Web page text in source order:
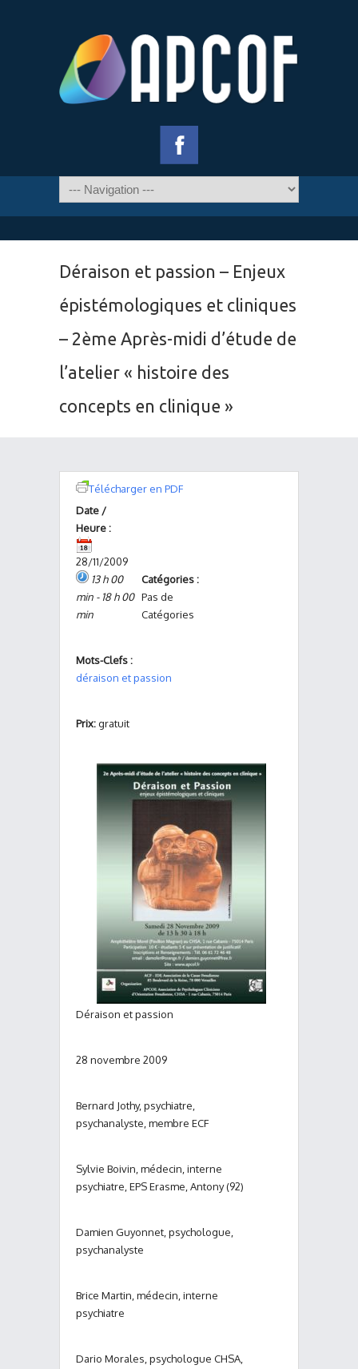
Déraison et passion – Enjeux
épistémologiques et cliniques
– 2ème Après-midi d’étude de
l’atelier « histoire des
concepts en clinique »
Télécharger en PDF
Date /
Heure :
28/11/2009
13 h 00
min - 18 h 00
min
Catégories :
Pas de
Catégories
Mots-Clefs :
déraison et passion
Prix:gratuit
Déraison et passion
28 novembre 2009
Bernard Jothy, psychiatre,
psychanalyste, membre ECF
Sylvie Boivin, médecin, interne
psychiatre, EPS Erasme, Antony (92)
Damien Guyonnet, psychologue,
psychanalyste
Brice Martin, médecin, interne
psychiatre
Dario Morales, psychologue CHSA,